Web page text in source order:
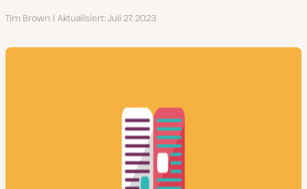
Autor
Tim Brown Aktualisiert Juli 27, 2023